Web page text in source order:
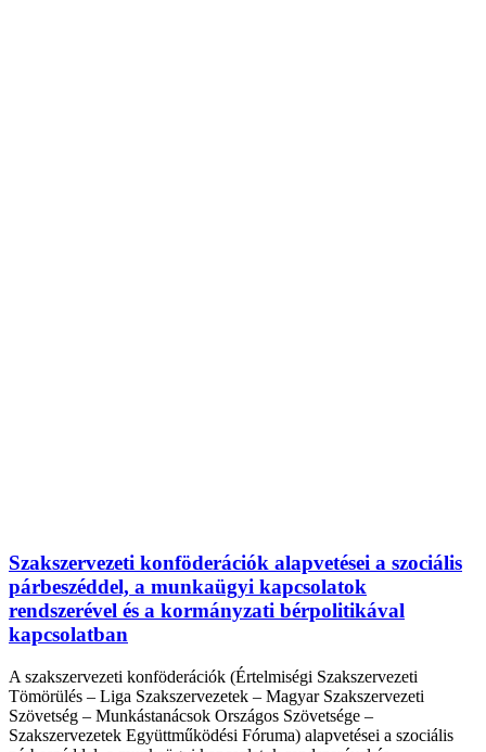
Szakszervezeti konföderációk alapvetései a szociális
párbeszéddel, a munkaügyi kapcsolatok
rendszerével és a kormányzati bérpolitikával
kapcsolatban
A szakszervezeti konföderációk (Értelmiségi Szakszervezeti
Tömörülés – Liga Szakszervezetek – Magyar Szakszervezeti
Szövetség – Munkástanácsok Országos Szövetsége –
Szakszervezetek Együttműködési Fóruma) alapvetései a szociális